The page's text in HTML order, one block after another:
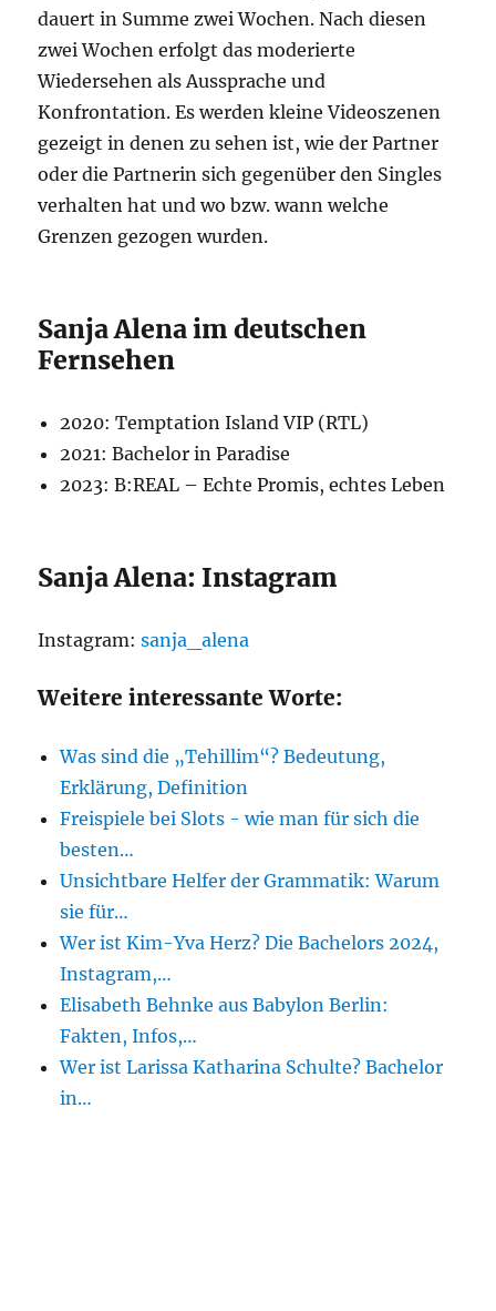
dauert in Summe zwei Wochen. Nach diesen
zwei Wochen erfolgt das moderierte
Wiedersehen als Aussprache und
Konfrontation. Es werden kleine Videoszenen
gezeigt in denen zu sehen ist, wie der Partner
oder die Partnerin sich gegenüber den Singles
verhalten hat und wo bzw. wann welche
Grenzen gezogen wurden.
Sanja Alena im deutschen
Fernsehen
2020: Temptation Island VIP (RTL)
2021: Bachelor in Paradise
2023: B:REAL – Echte Promis, echtes Leben
Sanja Alena: Instagram
Instagram:sanja_alena
Weitere interessante Worte:
Was sind die „Tehillim“? Bedeutung,
Erklärung, Definition
Freispiele bei Slots - wie man für sich die
besten…
Unsichtbare Helfer der Grammatik: Warum
sie für…
Wer ist Kim-Yva Herz? Die Bachelors 2024,
Instagram,…
Elisabeth Behnke aus Babylon Berlin:
Fakten, Infos,…
Wer ist Larissa Katharina Schulte? Bachelor
in…